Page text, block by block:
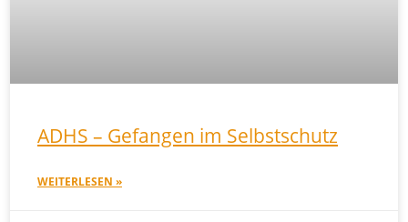
ADHS – Gefangen im Selbstschutz
WEITERLESEN »